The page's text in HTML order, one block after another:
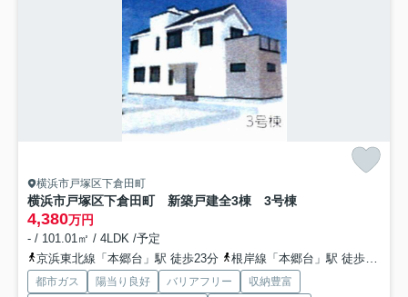
横浜市戸塚区下倉田町
横浜市戸塚区下倉田町 新築戸建全3棟 3号棟
4,380万円
- / 101.01㎡ / 4LDK /予定
京浜東北線「本郷台」駅 徒歩23分
根岸線「本郷台」駅 徒歩23分
都市ガス 陽当り良好 バリアフリー
収納豊富